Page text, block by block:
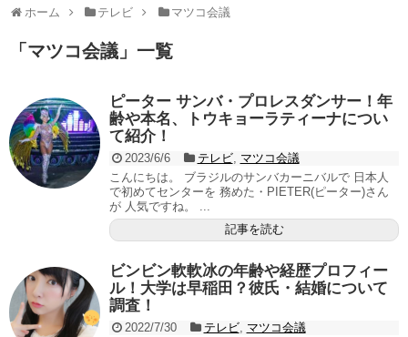
ホーム テレビ マツコ会議
「 マツコ会議 」 一覧
ピーター サンバ・プロレスダンサー！年
齢や本名、トウキョーラティーナについ
て紹介！
2023/6/6 テレビ, マツコ会議
こんにちは。 ブラジルのサンバカーニバルで 日本人
で初めてセンターを 務めた・PIETER(ピーター)さん
が 人気ですね。 ...
記事を読む
ビンビン軟軟冰の年齢や経歴プロフィー
ル！大学は早稲田？彼氏・結婚について
調査！
2022/7/30 テレビ, マツコ会議